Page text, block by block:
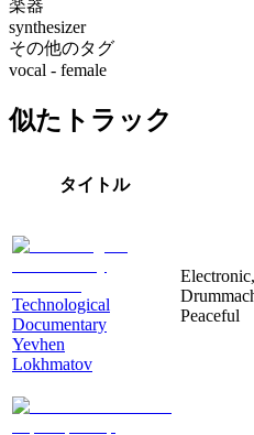
楽器
synthesizer
その他のタグ
vocal - female
似たトラック
タイトル
Technological
Documentary
Yevhen
Lokhmatov
Peaceful